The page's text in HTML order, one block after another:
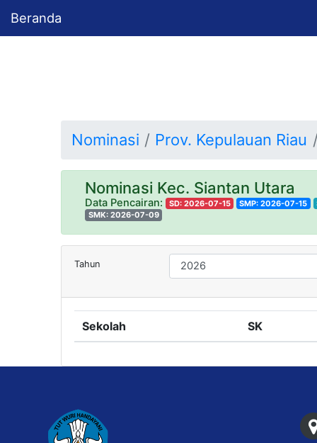
Beranda
Nominasi Prov. Kepulauan Riau
Nominasi Kec. Siantan Utara
Data Pencairan: SD: 2026-07-15 SMP: 2026-07-15
SMK: 2026-07-09
Tahun
Sekolah SK